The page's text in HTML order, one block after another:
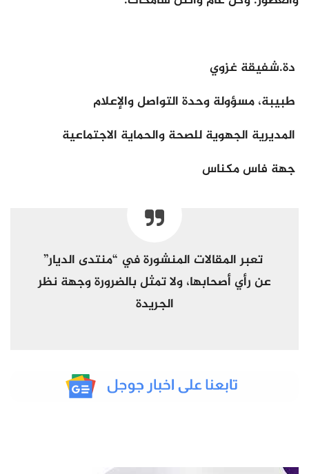
دة.شفيقة غزوي
طبيبة، مسؤولة وحدة التواصل والإعلام
المديرية الجهوية للصحة والحماية الاجتماعية
جهة فاس مكناس
تعبر المقالات المنشورة في “منتدى الديار”
عن رأي أصحابها، ولا تمثل بالضرورة وجهة نظر
الجريدة